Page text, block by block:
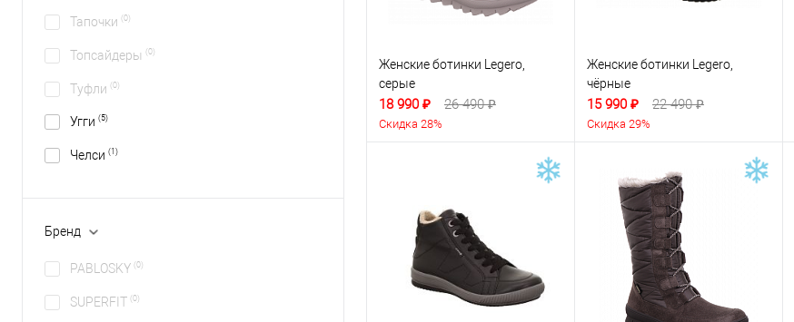
Тапочки (0)
Топсайдеры (0)
Туфли (0)
Угги (5)
Челси (1)
Бренд
PABLOSKY (0)
SUPERFIT (0)
Женские ботинки Legero,
серые
18 990 ₽ 26 490 ₽
Скидка 28%
Женские ботинки Legero,
чёрные
15 990 ₽ 22 490 ₽
Скидка 29%